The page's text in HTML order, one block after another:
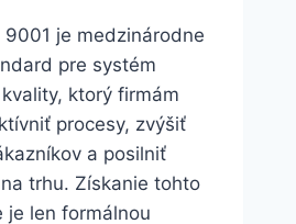
9001 je medzinárodne
pre systém
ktorý firmám
procesy, zvýšiť
a posilniť
trhu. Získanie tohto
je len formálnou